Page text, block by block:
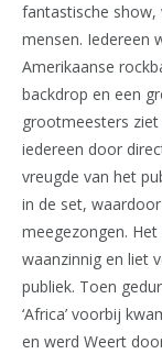
fantastische
mensen. Iedereen
Amerikaanse
backdrop en een
grootmeesters
iedereen door
vreugde van het
in de set,
meegezongen.
waanzinnig en liet
publiek. Toen
‘Africa’ voorbij
en werd Weert